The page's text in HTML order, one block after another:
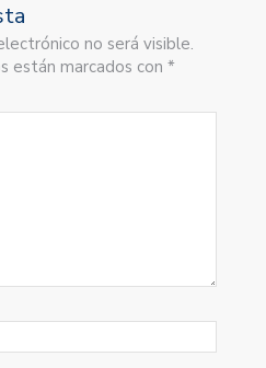
no será visible.
están marcados con *